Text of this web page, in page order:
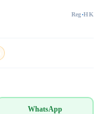
Reg·HK
WhatsApp